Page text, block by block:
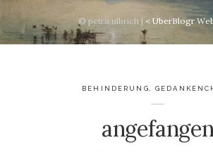
© petra ulbrich | < UberBlogr
BEHINDERUNG,